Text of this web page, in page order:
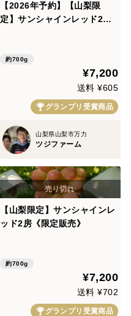
【2026年予約】【山梨限
定】サンシャインレッド2房
約700g
¥7,200
送料 ¥605
グランプリ受賞商品
山梨県山梨市万力
ツジファーム
【山梨限定】サンシャインレ
ッド2房《限定販売》
約700g
¥7,200
送料 ¥702
グランプリ受賞商品